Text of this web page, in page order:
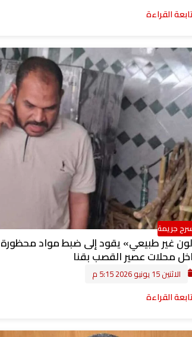
القراءة
جريمة
غير طبيعي» يقود إلى ضبط مواد محظورة
محلات عصير القصب بقنا
الاثنين 15 يونيو 2026 5:15 م
القراءة